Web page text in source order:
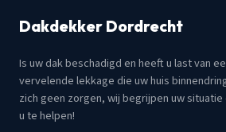
Dakdekker Dordrecht
Is uw dak beschadigd en heeft u last van
vervelende lekkage die uw huis
zich geen zorgen, wij begrijpen uw situatie
u te helpen!